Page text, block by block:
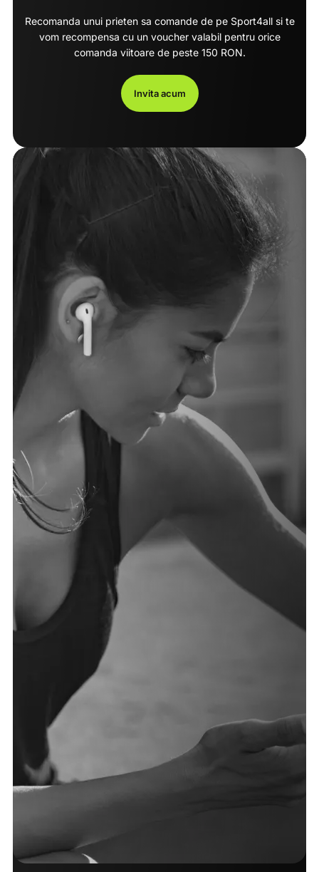
Recomanda unui prieten sa comande de pe Sport4all si te
vom recompensa cu un voucher valabil pentru orice
comanda viitoare de peste 150 RON.
Invita acum